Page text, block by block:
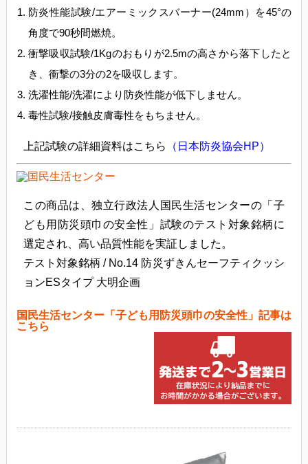
防炎性能試験/エアーミックスバーナー(24mm）を45°の
角度で90秒間燃焼。
衝撃吸収試験/1Kgのおもりが2.5mの高さから落下したと
き、衝撃の3分の2を吸収します。
洗濯性能/洗濯により防炎性能が低下しません。
毒性試験/接触皮膚毒性をもちません。
上記試験の詳細資料はこちら （日本防炎協会HP）
この商品は、独立行政法人国民生活センターの「子
ども用防災頭巾の安全性」試験のテスト対象銘柄に
選定され、高い品質性能を実証しました。
テスト対象銘柄 / No.14 防災ずきんセーフティクッシ
ョンESタイプ 大明企画
国民生活センター「子ども用防災頭巾の安全性」記事は
こちら